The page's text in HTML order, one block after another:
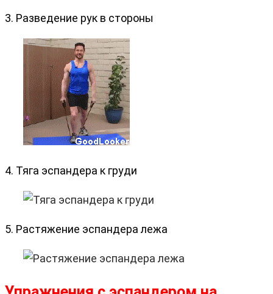
3. Разведение рук в стороны
4. Тяга эспандера к груди
5. Растяжение эспандера лежа